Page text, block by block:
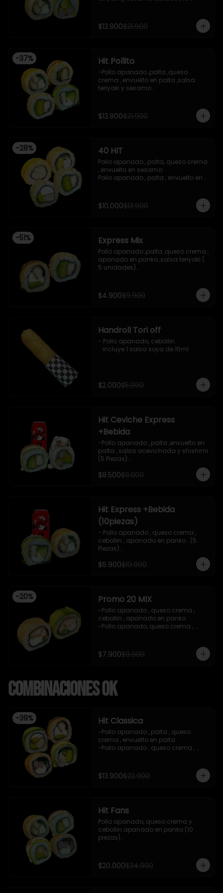
,envuelto en palta ,salsa
acevichada ,y chichimi , 10 piezas
$13.900$21.900
-37% Hit Pollito
-Pollo apanado ,palta ,queso
crema , envuelto en palta ,salsa
teriyaki y sesamo
-Pollo apanado , cebollin , apanado
en panko , salsa umami , salsa
-incluye 2 salsas de soya , 1 salsa
teriyaki , 1wasabi , 1 gengibre , 3
palitos .
-Imagen referencial .
$13.900$21.900
-28% 40 HIT
Pollo apanado , palta, queso crema
, envuelto en sesamo
Pollo apanado , palta , envuelto en
apanado en panko
Kanikama , queso crema ,
$10.000$13.900
-51% Express Mix
Pollo apanado ,palta ,queso crema ,
apanado en panko ,salsa teriyaki (
5 unidades)
incluye 1 salsa de soya de 15 ml
$4.900$9.900
Handroll Tori off
- Pollo apanado, cebollin .
   incluye 1 salsa soya de 15ml
$2.000$5.990
Hit Ceviche Express
+Bebida
-Pollo apanado , palta ,envuelto en
palta , salsa acevichada y shishimi
(5 Piezas)
-Camaron cocido , palta ,ceviche
mixto , salsa acevichada ( 5 Piezas)
-Incluye 1 bebida (coca cola zero), Y
$8.500$11.000
Hit Express +Bebida
(10piezas)
- Pollo apanado , queso crema ,
cebollin , apanado en panko . (5
Piezas)
palta ,envuelto en palta , salsa
-Imagen referencial .
$6.900$10.900
-20% Promo 20 MIX
-Pollo apanado , queso crema ,
cebollin , apanado en panko
-Pollo apanado, queso crema ,
-incluye 1 salsa de soya , 1 salsa
teriyaki
$7.900$9.900
Combinaciones OK
-39% Hit Classica
-Pollo apanado , palta , queso
crema , envuelto en palta
-Pollo apanado , queso crema ,
-Camaron cocido ,queso crema ,
cebollin , apanado en panko .
-incluye 2 salsas de soya , 1 salsa
teriyaki , 1 gengibre , 1 wasabi , 3
palitos.
-imagen referencial
$13.900$22.900
Hit Fans
Pollo apanado, queso crema y
cebollin apanado en panko (10
piezas)
piezas)
- Camaron apanado y palta
$20.000$24.900